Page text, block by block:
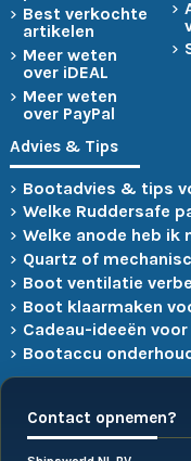
Best verkochte
artikelen
Meer weten
over iDEAL
Meer weten
over PayPal
Advies & Tips
Bootadvies & tips
Welke Ruddersafe
Welke anode heb
Quartz of
Boot ventilatie
Boot klaarmaken
Cadeau-ideeën
Bootaccu
Contact opnemen?